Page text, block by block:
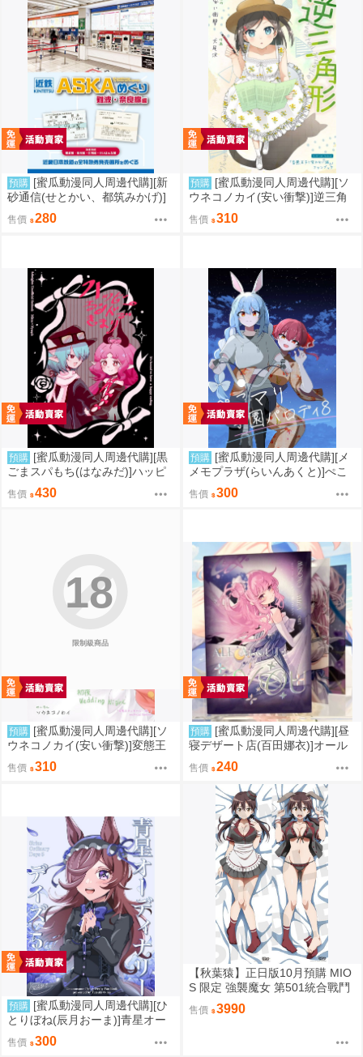
預購 [蜜瓜動漫同人周邊代購][新
砂通信(せとかい、都筑みかげ)]
近鉄ASKAめぐり 難波・奈良線
編(同人誌)
售價 280
預購 [蜜瓜動漫同人周邊代購][ソ
ウネコノカイ(安い衝撃)]逆三角
形(同人誌)
售價 310
預購 [蜜瓜動漫同人周邊代購][黒
ごまスパもち(はなみだ)]ハッピ
ーエンドできまり(明日方舟)(同
人誌)
售價 430
預購 [蜜瓜動漫同人周邊代購][メ
メモプラザ(らいんあくと)]ぺこ
マリ学園パロディ8(Hololive)(同
人誌)
售價 300
限制級商品
18
預購 [蜜瓜動漫同人周邊代購][ソ
ウネコノカイ(安い衝撃)]変態王
子と笑わない花嫁。(同人誌)
售價 310
預購 [蜜瓜動漫同人周邊代購][昼
寝デザート店(百田娜衣)]オール
ミカ折本(蔚藍檔案)(同人誌)
售價 240
預購 [蜜瓜動漫同人周邊代購][ひ
とりぼね(辰月おーま)]青星オー
ディナリーデイズ5(賽馬娘)(同人
誌)
售價 300
【秋葉猿】正日版10月預購 MIO
S 限定 強襲魔女 第501統合戰鬥
航空團 歌爾特露特·巴克霍隆 抱
枕 抱枕套
售價 3990